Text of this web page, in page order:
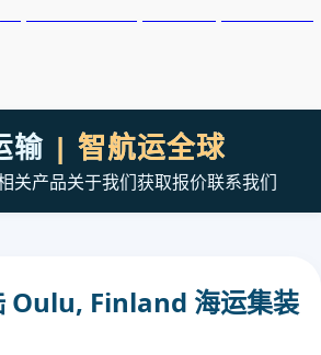
输 | 智航运全球
关产品关于我们获取报价联系我们
Oulu, Finland 海运集装